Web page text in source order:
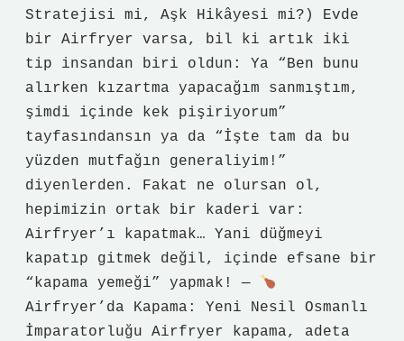
Stratejisi mi, Aşk Hikâyesi mi?) Evde
bir Airfryer varsa, bil ki artık iki
tip insandan biri oldun: Ya “Ben bunu
alırken kızartma yapacağım sanmıştım,
şimdi içinde kek pişiriyorum”
tayfasındansın ya da “İşte tam da bu
yüzden mutfağın generaliyim!”
diyenlerden. Fakat ne olursan ol,
hepimizin ortak bir kaderi var:
Airfryer’ı kapatmak… Yani düğmeyi
kapatıp gitmek değil, içinde efsane bir
“kapama yemeği” yapmak! —
Airfryer’da Kapama: Yeni Nesil Osmanlı
İmparatorluğu Airfryer kapama, adeta